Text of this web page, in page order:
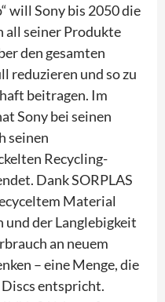
will Sony bis 2050 die
all seiner Produkte
den gesamten
reduzieren und so zu
beitragen. Im
Sony bei seinen
seinen
Recycling-
Dank SORPLAS
Material
und der Langlebigkeit
an neuem
– eine Menge, die
entspricht.